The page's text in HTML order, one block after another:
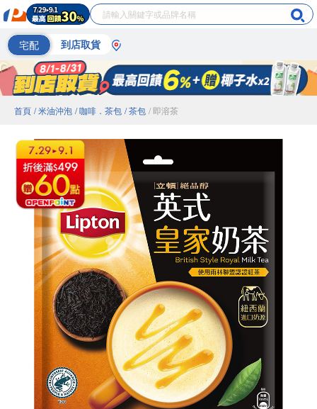
宅配 到店取貨
首頁 / 米油沖泡 / 咖啡．茶包 / 茶包 / 即溶茶